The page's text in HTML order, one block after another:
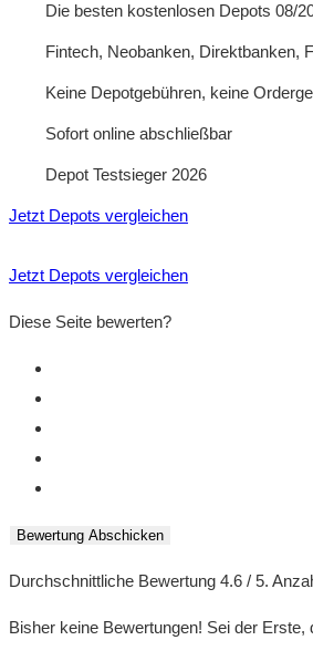
Die besten kostenlosen Depots 08/
Fintech, Neobanken, Direktbanken,
Keine Depotgebühren, keine
Sofort online abschließbar
Depot Testsieger 2026
Jetzt Depots vergleichen
Jetzt Depots vergleichen
Diese Seite bewerten?
Bewertung Abschicken
Durchschnittliche Bewertung 4.6 / 5.
Bisher keine Bewertungen! Sei der Erste,